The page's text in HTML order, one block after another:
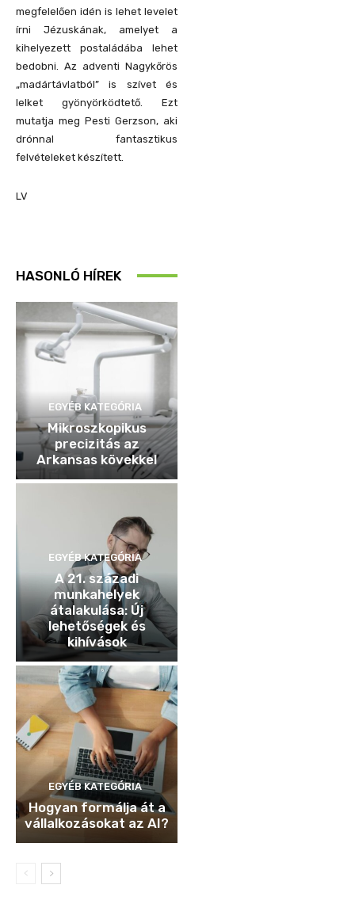
megfelelően idén is lehet levelet
írni Jézuskának, amelyet a
kihelyezett postaládába lehet
bedobni. Az adventi Nagykőrös
„madártávlatból” is szívet és
lelket gyönyörködtető. Ezt
mutatja meg Pesti Gerzson, aki
drónnal fantasztikus
felvételeket készített.
LV
HASONLÓ HÍREK
EGYÉB KATEGÓRIA
Mikroszkopikus
precizitás az
Arkansas kövekkel
EGYÉB KATEGÓRIA
A 21. századi
munkahelyek
átalakulása: Új
lehetőségek és
kihívások
EGYÉB KATEGÓRIA
Hogyan formálja át a
vállalkozásokat az AI?